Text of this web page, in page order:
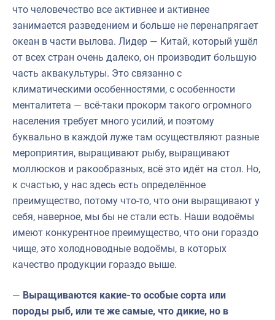
что человечество все активнее и активнее
занимается разведением и больше не перенапрягает
океан в части вылова. Лидер — Китай, который ушёл
от всех стран очень далеко, он производит большую
часть аквакультуры. Это связанно с
климатическими особенностями, с особенности
менталитета — всё-таки прокорм такого огромного
населения требует много усилий, и поэтому
буквально в каждой луже там осуществляют разные
мероприятия, выращивают рыбу, выращивают
моллюсков и ракообразных, всё это идёт на стол. Но,
к счастью, у нас здесь есть определённое
преимущество, потому что-то, что они выращивают у
себя, наверное, мы бы не стали есть. Наши водоёмы
имеют конкурентное преимущество, что они гораздо
чище, это холодноводные водоёмы, в которых
качество продукции гораздо выше.
— Выращиваются какие-то особые сорта или
породы рыб, или те же самые, что дикие, но в